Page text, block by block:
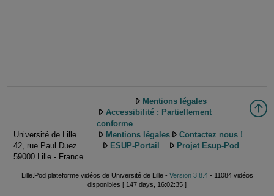
Université de Lille
42, rue Paul Duez
59000 Lille - France
Mentions légales
Accessibilité : Partiellement
conforme
Mentions légales
Contactez nous !
ESUP-Portail
Projet Esup-Pod
Lille.Pod plateforme vidéos de Université de Lille - Version 3.8.4- 11084 vidéos
disponibles [ 147 days, 16:02:35 ]